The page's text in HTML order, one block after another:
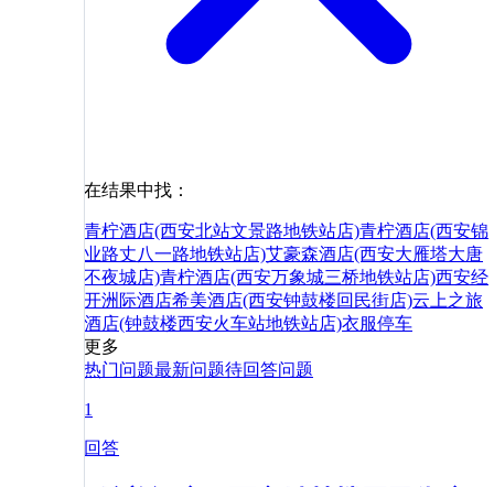
在结果中找：
青柠酒店(西安北站文景路地铁站店)青柠酒店(西安锦
业路丈八一路地铁站店)艾豪森酒店(西安大雁塔大唐
不夜城店)青柠酒店(西安万象城三桥地铁站店)西安经
开洲际酒店希美酒店(西安钟鼓楼回民街店)云上之旅
酒店(钟鼓楼西安火车站地铁站店)衣服停车
更多
热门问题最新问题待回答问题
1
回答